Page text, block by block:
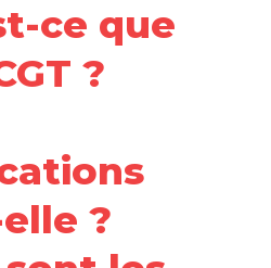
ce que
?
?